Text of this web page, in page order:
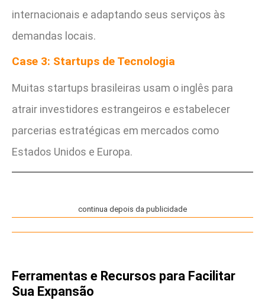
internacionais e adaptando seus serviços às
demandas locais.
Case 3: Startups de Tecnologia
Muitas startups brasileiras usam o inglês para
atrair investidores estrangeiros e estabelecer
parcerias estratégicas em mercados como
Estados Unidos e Europa.
continua depois da publicidade
Ferramentas e Recursos para Facilitar
Sua Expansão